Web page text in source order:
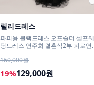
릴리드레스
파피용 블랙드레스 오프숄더 셀프웨
딩드레스 연주회 결혼식2부 피로연
160,000원
19%129,000원